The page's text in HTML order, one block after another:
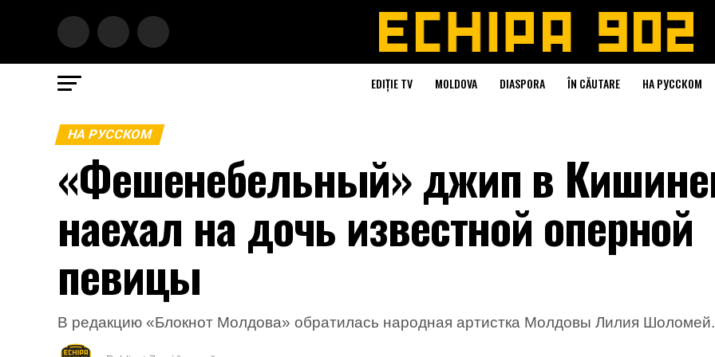
EDIȚIE TV MOLDOVA DIASPORA ÎN CĂUTARE НА РУССКОМ
НА РУССКОМ
«Фешенебельный» джип в
наехал на дочь известной оперной
певицы
В редакцию «Блокнот Молдова» обратилась народная артистка Молдовы Лилия Шоломей.